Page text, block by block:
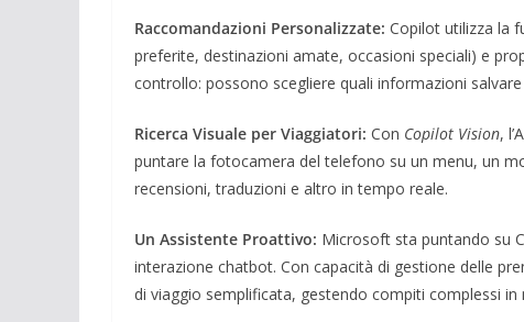
Raccomandazioni Personalizzate: Copilot utilizza la
preferite, destinazioni amate, occasioni speciali) e
controllo: possono scegliere quali informazioni
Ricerca Visuale per Viaggiatori: Con Copilot Vision,
puntare la fotocamera del telefono su un menu, un
recensioni, traduzioni e altro in tempo reale.
Un Assistente Proattivo: Microsoft sta puntando su
interazione chatbot. Con capacità di gestione delle
di viaggio semplificata, gestendo compiti complessi